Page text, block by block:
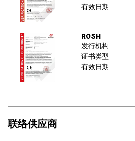
有效日期
ROSH
发行机构
证书类型
有效日期
联络供应商